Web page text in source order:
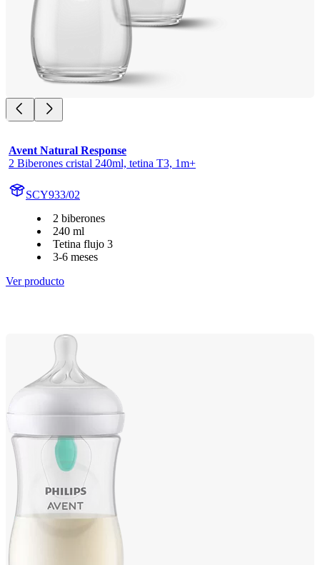
Avent Natural Response
2 Biberones cristal 240ml, tetina T3, 1m+
SCY933/02
2 biberones
240 ml
Tetina flujo 3
3-6 meses
Ver producto